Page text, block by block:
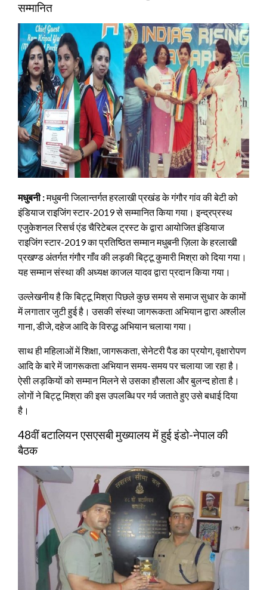
सम्मानित
मधुबनी :मधुबनी जिलान्तर्गत हरलाखी प्रखंड के गंगौर गांव की बेटी को
इंडियाज राइजिंग स्टार-2019 से सम्मानित किया गया। इन्द्रप्रस्थ
एजुकेशनल रिसर्च एंड चैरिटेबल ट्रस्ट के द्वारा आयोजित इंडियाज
राइजिंग स्टार-2019 का प्रतिष्ठित सम्मान मधुबनी ज़िला के हरलाखी
प्रखण्ड अंतर्गत गंगौर गाँव की लड़की बिट्टू कुमारी मिश्रा को दिया गया।
यह सम्मान संस्था की अध्यक्ष काजल यादव द्वारा प्रदान किया गया।
उल्लेखनीय है कि बिट्टू मिश्रा पिछले कुछ समय से समाज सुधार के कामों
में लगातार जुटी हुई है। उसकी संस्था जागरूकता अभियान द्वारा अश्लील
गाना, डीजे, दहेज आदि के विरुद्ध अभियान चलाया गया।
साथ ही महिलाओं में शिक्षा, जागरूकता, सेनेटरी पैड का प्रयोग, वृक्षारोपण
आदि के बारे में जागरूकता अभियान समय-समय पर चलाया जा रहा है।
ऐसी लड़कियों को सम्मान मिलने से उसका हौसला और बुलन्द होता है।
लोगों ने बिट्टू मिश्रा की इस उपलब्धि पर गर्व जताते हुए उसे बधाई दिया
है।
48वीं बटालियन एसएसबी मुख्यालय में हुई इंडो-नेपाल की
बैठक